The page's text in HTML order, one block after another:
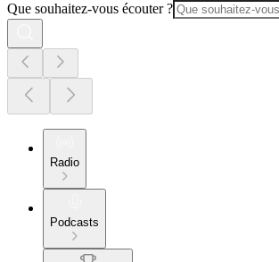
Que souhaitez-vous écouter ?
Radio
Podcasts